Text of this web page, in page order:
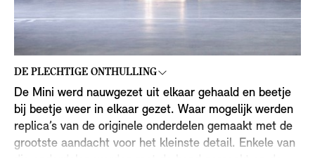
DE PLECHTIGE ONTHULLING
De Mini werd nauwgezet uit elkaar gehaald en beetje
bij beetje weer in elkaar gezet. Waar mogelijk werden
replica’s van de originele onderdelen gemaakt met de
grootste aandacht voor het kleinste detail. Enkele van